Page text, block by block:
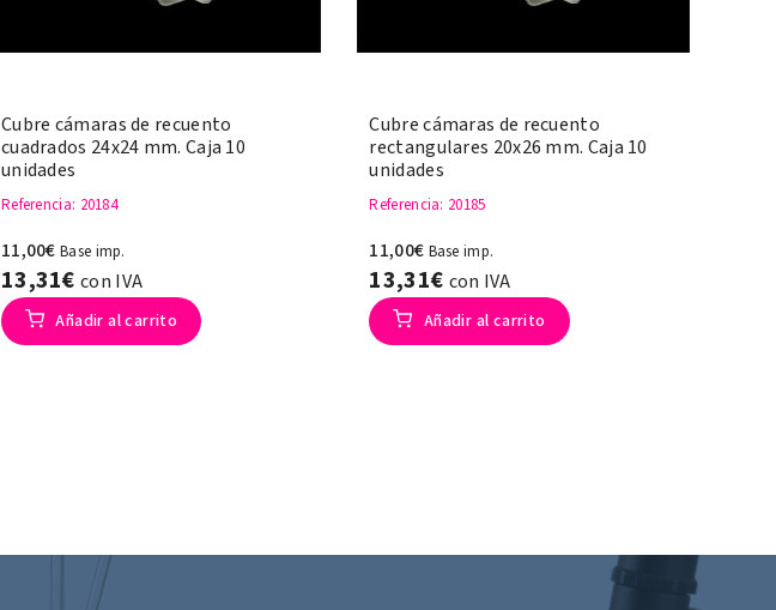
Cubre cámaras de recuento
cuadrados 24x24 mm. Caja 10
unidades
Referencia: 20184
11,00€Base imp.
13,31€con IVA
Añadir al carrito
Cubre cámaras de recuento
rectangulares 20x26 mm. Caja 10
unidades
Referencia: 20185
11,00€ Base imp.
13,31€ con IVA
Añadir al carrito